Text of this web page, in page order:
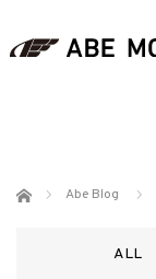
ホーム Abe Blog
ALL